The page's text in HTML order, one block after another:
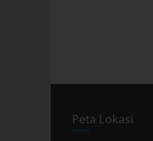
Peta Lokasi